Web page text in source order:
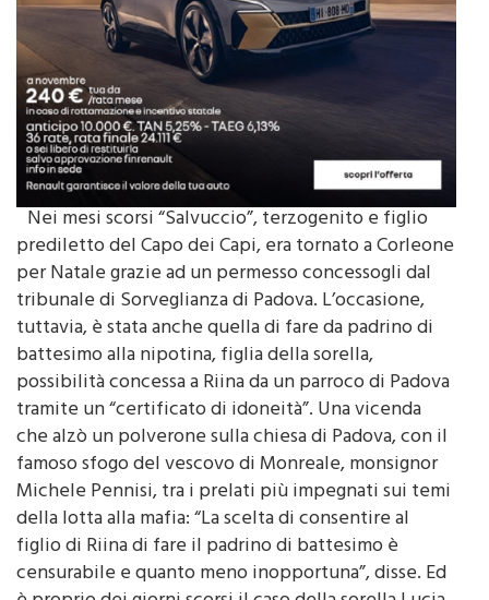
Nei mesi scorsi “Salvuccio”, terzogenito e figlio
prediletto del Capo dei Capi, era tornato a Corleone
per Natale grazie ad un permesso concessogli dal
tribunale di Sorveglianza di Padova. L’occasione,
tuttavia, è stata anche quella di fare da padrino di
battesimo alla nipotina, figlia della sorella,
possibilità concessa a Riina da un parroco di Padova
tramite un “certificato di idoneità”. Una vicenda
che alzò un polverone sulla chiesa di Padova, con il
famoso sfogo del vescovo di Monreale, monsignor
Michele Pennisi, tra i prelati più impegnati sui temi
della lotta alla mafia: “La scelta di consentire al
figlio di Riina di fare il padrino di battesimo è